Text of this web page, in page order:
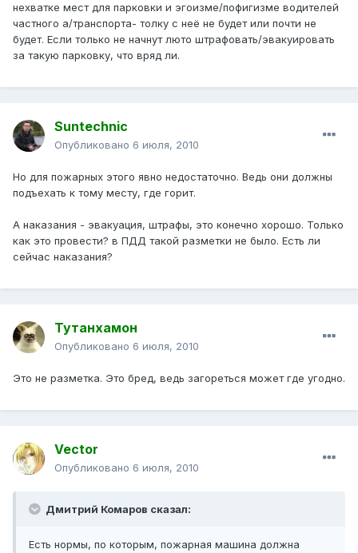
нехватке мест для парковки и эгоизме/пофигизме водителей
частного а/транспорта- толку с неё не будет или почти не
будет. Если только не начнут люто штрафовать/эвакуировать
за такую парковку, что вряд ли.
Suntechnic
Опубликовано 6 июля, 2010
Но для пожарных этого явно недостаточно. Ведь они должны
подъехать к тому месту, где горит.
А наказания - эвакуация, штрафы, это конечно хорошо. Только
как это провести? в ПДД такой разметки не было. Есть ли
сейчас наказания?
Тутанхамон
Опубликовано 6 июля, 2010
Это не разметка. Это бред, ведь загореться может где угодно.
Vector
Опубликовано 6 июля, 2010
Дмитрий Комаров сказал:
Есть нормы, по которым, пожарная машина должна